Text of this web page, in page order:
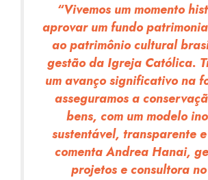
“Vivemos um momento
aprovar um fundo
ao patrimônio cultural
gestão da Igreja Católica.
um avanço significativo na
asseguramos a
bens, com um modelo
sustentável, transparente
comenta Andrea Hanai,
projetos e consultora